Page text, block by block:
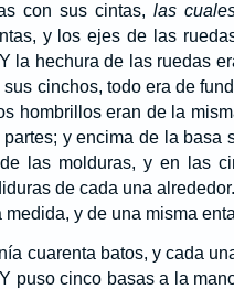
con sus cintas, las
y los ejes de las
Y la hechura de las ruedas
cinchos, todo era de
hombrillos eran de la
y encima de la basa
las molduras, y en las
de cada una alrededor.
y de una misma
cuarenta batos, y cada
Y puso cinco basas a la